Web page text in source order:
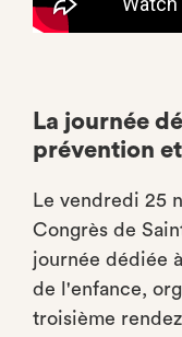
La journée
prévention
Le vendredi 25
Congrès de
journée dédiée
de l'enfance,
troisième